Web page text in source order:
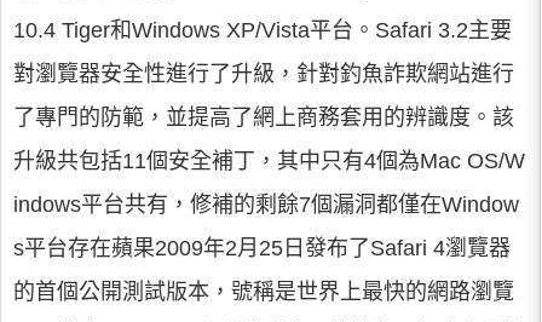
10.4 Tiger和Windows XP/Vista平台。Safari 3.2主要
對瀏覽器安全性進行了升級，針對釣魚詐欺網站進行
了專門的防範，並提高了網上商務套用的辨識度。該
升級共包括11個安全補丁，其中只有4個為Mac OS/W
indows平台共有，修補的剩餘7個漏洞都僅在Window
s平台存在蘋果2009年2月25日發布了Safari 4瀏覽器
的首個公開測試版本，號稱是世界上最快的網路瀏覽